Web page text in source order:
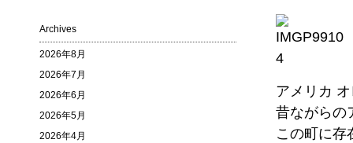
アメリカ
昔ながらの
この町に存
Archives
2026年8月
2026年7月
2026年6月
2026年5月
2026年4月